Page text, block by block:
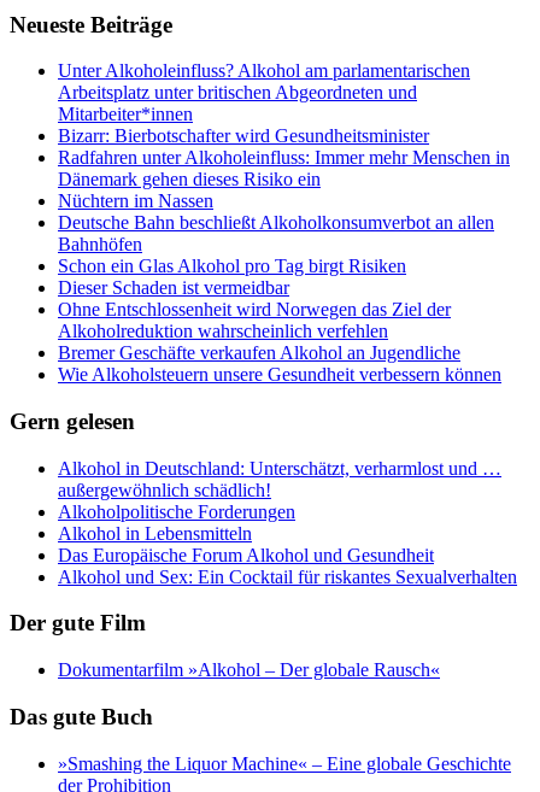
Neueste Beiträge
Unter Alkoholeinfluss? Alkohol am parlamentarischen
Arbeitsplatz unter britischen Abgeordneten und
Mitarbeiter*innen
Bizarr: Bierbotschafter wird Gesundheitsminister
Radfahren unter Alkoholeinfluss: Immer mehr Menschen in
Dänemark gehen dieses Risiko ein
Nüchtern im Nassen
Deutsche Bahn beschließt Alkoholkonsumverbot an allen
Bahnhöfen
Schon ein Glas Alkohol pro Tag birgt Risiken
Dieser Schaden ist vermeidbar
Ohne Entschlossenheit wird Norwegen das Ziel der
Alkoholreduktion wahrscheinlich verfehlen
Bremer Geschäfte verkaufen Alkohol an Jugendliche
Wie Alkoholsteuern unsere Gesundheit verbessern können
Gern gelesen
Alkohol in Deutschland: Unterschätzt, verharmlost und …
außergewöhnlich schädlich!
Alkoholpolitische Forderungen
Alkohol in Lebensmitteln
Das Europäische Forum Alkohol und Gesundheit
Alkohol und Sex: Ein Cocktail für riskantes Sexualverhalten
Der gute Film
Dokumentarfilm »Alkohol – Der globale Rausch«
Das gute Buch
»Smashing the Liquor Machine« ‒ Eine globale Geschichte
der Prohibition